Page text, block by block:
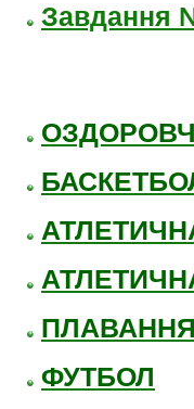
Завдання
ФУТБОЛ